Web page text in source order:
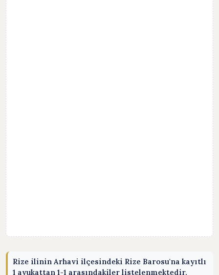
Rize ilinin Arhavi ilçesindeki Rize Barosu'na kayıtlı
1 avukattan 1-1 arasındakiler listelenmektedir.